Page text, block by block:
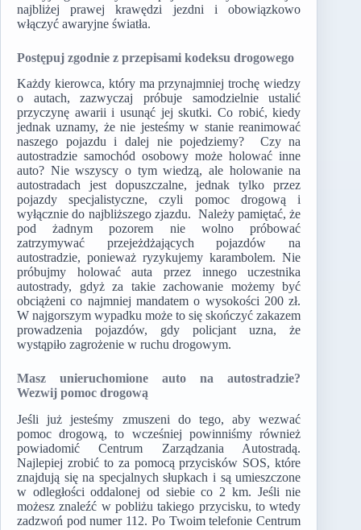
najbliżej prawej krawędzi jezdni i obowiązkowo
włączyć awaryjne światła.
Postępuj zgodnie z przepisami kodeksu drogowego
Każdy kierowca, który ma przynajmniej trochę wiedzy
o autach, zazwyczaj próbuje samodzielnie ustalić
przyczynę awarii i usunąć jej skutki. Co robić, kiedy
jednak uznamy, że nie jesteśmy w stanie reanimować
naszego pojazdu i dalej nie pojedziemy? Czy na
autostradzie samochód osobowy może holować inne
auto? Nie wszyscy o tym wiedzą, ale holowanie na
autostradach jest dopuszczalne, jednak tylko przez
pojazdy specjalistyczne, czyli pomoc drogową i
wyłącznie do najbliższego zjazdu. Należy pamiętać, że
pod żadnym pozorem nie wolno próbować
zatrzymywać przejeżdżających pojazdów na
autostradzie, ponieważ ryzykujemy karambolem. Nie
próbujmy holować auta przez innego uczestnika
autostrady, gdyż za takie zachowanie możemy być
obciążeni co najmniej mandatem o wysokości 200 zł.
W najgorszym wypadku może to się skończyć zakazem
prowadzenia pojazdów, gdy policjant uzna, że
wystąpiło zagrożenie w ruchu drogowym.
Masz unieruchomione auto na autostradzie?
Wezwij pomoc drogową
Jeśli już jesteśmy zmuszeni do tego, aby wezwać
pomoc drogową, to wcześniej powinniśmy również
powiadomić Centrum Zarządzania Autostradą.
Najlepiej zrobić to za pomocą przycisków SOS, które
znajdują się na specjalnych słupkach i są umieszczone
w odległości oddalonej od siebie co 2 km. Jeśli nie
możesz znaleźć w pobliżu takiego przycisku, to wtedy
zadzwoń pod numer 112. Po Twoim telefonie Centrum